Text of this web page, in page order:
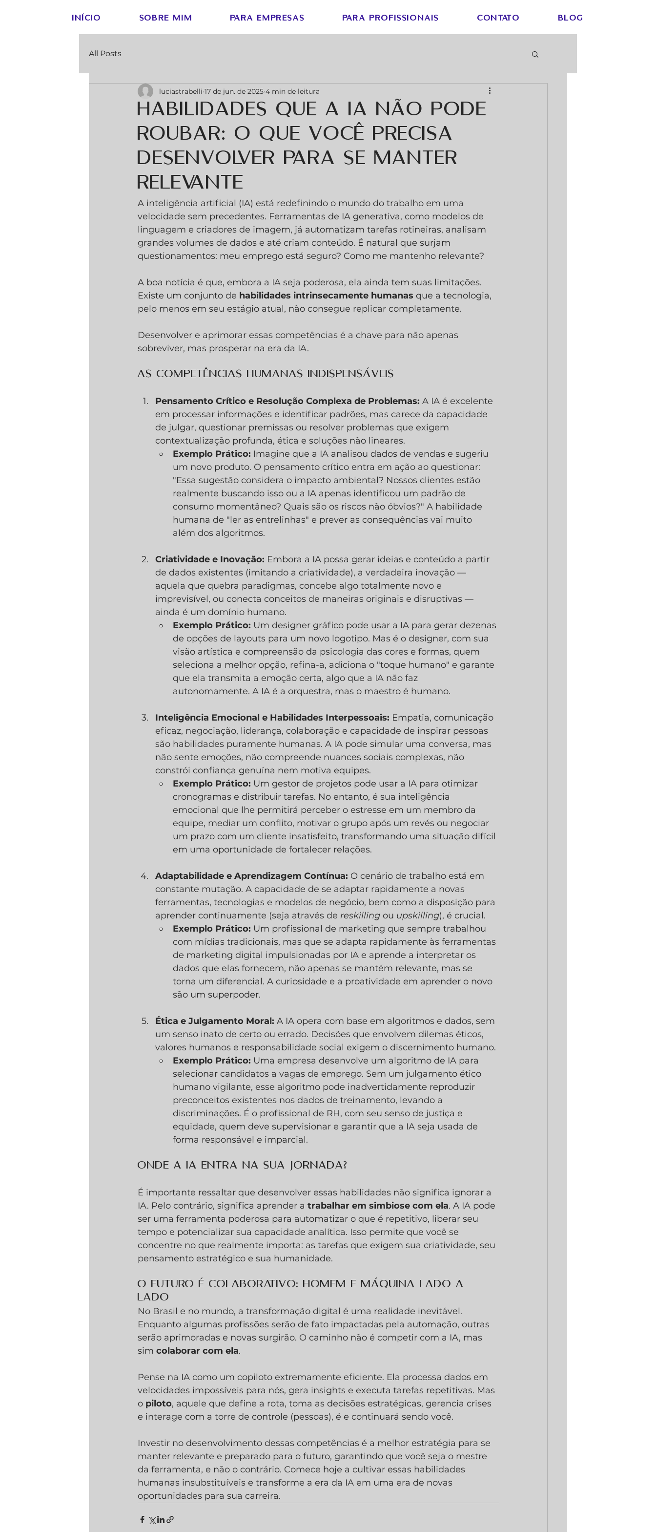
INÍCIO SOBRE MIM PARA EMPRESAS PARA PROFISSIONAIS CONTATO Blog
All Posts
Habilidades que a IA não pode
roubar: O que você precisa
desenvolver para se manter
relevante
luciastrabelli 17 de jun. de 2025 4 min de leitura
A inteligência artificial (IA) está redefinindo o mundo do trabalho em uma
velocidade sem precedentes. Ferramentas de IA generativa, como modelos de
linguagem e criadores de imagem, já automatizam tarefas rotineiras, analisam
grandes volumes de dados e até criam conteúdo. É natural que surjam
questionamentos: meu emprego está seguro? Como me mantenho relevante?
A boa notícia é que, embora a IA seja poderosa, ela ainda tem suas limitações.
Existe um conjunto de habilidades intrinsecamente humanas que a tecnologia,
pelo menos em seu estágio atual, não consegue replicar completamente.
Desenvolver e aprimorar essas competências é a chave para não apenas
sobreviver, mas prosperar na era da IA.
As Competências Humanas Indispensáveis
Pensamento Crítico e Resolução Complexa de Problemas: A IA é excelente
em processar informações e identificar padrões, mas carece da capacidade
de julgar, questionar premissas ou resolver problemas que exigem
contextualização profunda, ética e soluções não lineares.
Exemplo Prático: Imagine que a IA analisou dados de vendas e sugeriu
um novo produto. O pensamento crítico entra em ação ao questionar:
"Essa sugestão considera o impacto ambiental? Nossos clientes estão
realmente buscando isso ou a IA apenas identificou um padrão de
consumo momentâneo? Quais são os riscos não óbvios?" A habilidade
humana de "ler as entrelinhas" e prever as consequências vai muito
além dos algoritmos.
Criatividade e Inovação: Embora a IA possa gerar ideias e conteúdo a partir
de dados existentes (imitando a criatividade), a verdadeira inovação —
aquela que quebra paradigmas, concebe algo totalmente novo e
imprevisível, ou conecta conceitos de maneiras originais e disruptivas —
ainda é um domínio humano.
Exemplo Prático: Um designer gráfico pode usar a IA para gerar dezenas
de opções de layouts para um novo logotipo. Mas é o designer, com sua
visão artística e compreensão da psicologia das cores e formas, quem
seleciona a melhor opção, refina-a, adiciona o "toque humano" e garante
que ela transmita a emoção certa, algo que a IA não faz
autonomamente. A IA é a orquestra, mas o maestro é humano.
Inteligência Emocional e Habilidades Interpessoais: Empatia, comunicação
eficaz, negociação, liderança, colaboração e capacidade de inspirar pessoas
são habilidades puramente humanas. A IA pode simular uma conversa, mas
não sente emoções, não compreende nuances sociais complexas, não
constrói confiança genuína nem motiva equipes.
Exemplo Prático: Um gestor de projetos pode usar a IA para otimizar
cronogramas e distribuir tarefas. No entanto, é sua inteligência
emocional que lhe permitirá perceber o estresse em um membro da
equipe, mediar um conflito, motivar o grupo após um revés ou negociar
um prazo com um cliente insatisfeito, transformando uma situação difícil
em uma oportunidade de fortalecer relações.
Adaptabilidade e Aprendizagem Contínua: O cenário de trabalho está em
constante mutação. A capacidade de se adaptar rapidamente a novas
ferramentas, tecnologias e modelos de negócio, bem como a disposição para
aprender continuamente (seja através de reskilling ou upskilling), é crucial.
Exemplo Prático: Um profissional de marketing que sempre trabalhou
com mídias tradicionais, mas que se adapta rapidamente às ferramentas
de marketing digital impulsionadas por IA e aprende a interpretar os
dados que elas fornecem, não apenas se mantém relevante, mas se
torna um diferencial. A curiosidade e a proatividade em aprender o novo
são um superpoder.
Ética e Julgamento Moral: A IA opera com base em algoritmos e dados, sem
um senso inato de certo ou errado. Decisões que envolvem dilemas éticos,
valores humanos e responsabilidade social exigem o discernimento humano.
Exemplo Prático: Uma empresa desenvolve um algoritmo de IA para
selecionar candidatos a vagas de emprego. Sem um julgamento ético
humano vigilante, esse algoritmo pode inadvertidamente reproduzir
preconceitos existentes nos dados de treinamento, levando a
discriminações. É o profissional de RH, com seu senso de justiça e
equidade, quem deve supervisionar e garantir que a IA seja usada de
forma responsável e imparcial.
Onde a IA entra na sua jornada?
É importante ressaltar que desenvolver essas habilidades não significa ignorar a
IA. Pelo contrário, significa aprender a trabalhar em simbiose com ela. A IA pode
ser uma ferramenta poderosa para automatizar o que é repetitivo, liberar seu
tempo e potencializar sua capacidade analítica. Isso permite que você se
concentre no que realmente importa: as tarefas que exigem sua criatividade, seu
pensamento estratégico e sua humanidade.
O Futuro é Colaborativo: Homem e Máquina Lado a
Lado
No Brasil e no mundo, a transformação digital é uma realidade inevitável.
Enquanto algumas profissões serão de fato impactadas pela automação, outras
serão aprimoradas e novas surgirão. O caminho não é competir com a IA, mas
sim colaborar com ela.
Pense na IA como um copiloto extremamente eficiente. Ela processa dados em
velocidades impossíveis para nós, gera insights e executa tarefas repetitivas. Mas
o piloto, aquele que define a rota, toma as decisões estratégicas, gerencia crises
e interage com a torre de controle (pessoas), é e continuará sendo você.
Investir no desenvolvimento dessas competências é a melhor estratégia para se
manter relevante e preparado para o futuro, garantindo que você seja o mestre
da ferramenta, e não o contrário. Comece hoje a cultivar essas habilidades
humanas insubstituíveis e transforme a era da IA em uma era de novas
oportunidades para sua carreira.